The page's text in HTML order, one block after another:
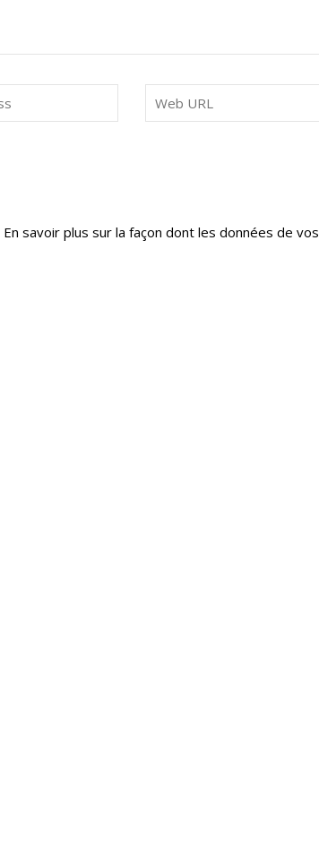
En savoir plus sur la façon dont les données de vos